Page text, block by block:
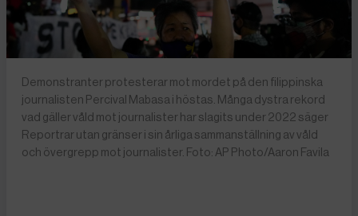
Demonstranter protesterar mot mordet på den filippinska
journalisten Percival Mabasa i höstas. Många dystra rekord
vad gäller våld mot journalister har slagits under 2022 säger
Reportrar utan gränser i sin årliga sammanställning av våld
och övergrepp mot journalister. Foto: AP Photo/Aaron Favila